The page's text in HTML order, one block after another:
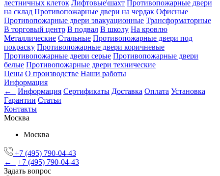
лестничных клеток Лифтовые\шахт Противопожарные двери
на склад Противопожарные двери на чердак Офисные
Противопожарные двери эвакуационные Трансформаторные
В торговый центр В подвал В школу На кровлю
Металлические Стальные Противопожарные двери под
покраску Противопожарные двери коричневые
Противопожарные двери серые Противопожарные двери
белые Противопожарные двери технические
Цены О производстве Наши работы
Информация
←
Информация Сертификаты Доставка Оплата Установка
Гарантии Статьи
Контакты
Москва
Москва
+7 (495) 790-04-43
←
+7 (495) 790-04-43
Задать вопрос